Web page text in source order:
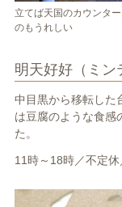
立てば天国のカウンタ
のもうれしい
明天好好（ミン
中目黒から移転した
は豆腐のような食感
た。
11時～18時／不定